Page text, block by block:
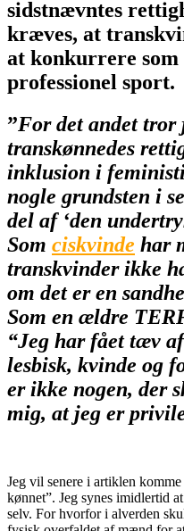
sidstnævntes
kræves, at
at konkurrere
professionel sport.
”For det andet tror
transkønnedes
inklusion i
nogle grundsten i
del af ‘den
Som ciskvinde har
transkvinder ikke
om det er en
Som en ældre
“Jeg har fået tæv
lesbisk, kvinde og
er ikke nogen, der
mig, at jeg er
Jeg vil senere i artiklen
kønnet”. Jeg synes imidlertid
selv. For hvorfor i alverden